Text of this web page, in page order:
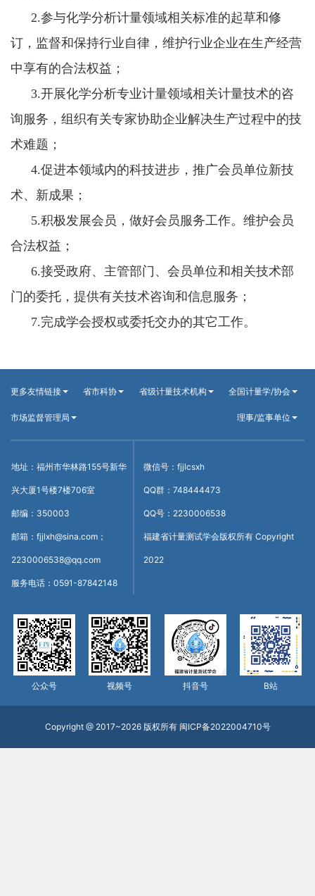
2.参与化学分析计量领域相关标准的起草和修
订，监督和保持行业自律，维护行业企业在生产经营
中享有的合法权益；
3.开展化学分析专业计量领域相关计量技术的咨
询服务，组织有关专家协助企业解决生产过程中的技
术难题；
4.促进本领域内的科技进步，推广会员单位新技
术、新成果；
5.积极发展会员，做好会员服务工作。维护会员
合法权益；
6.接受政府、主管部门、会员单位和相关技术部
门的委托，提供有关技术咨询和信息服务；
7.完成学会授权或委托交办的其它工作。
更多友情链接 省市科协 省级计量技术机构 全国计量学/协会
市场监督管理局 理事/监事单位
地址：福州市华林路155号新华
兴大厦1号楼7楼706室
邮编：350003
邮箱：fjjlxh@sina.com；
2230006538@qq.com
服务电话：0591-87842148
微信号：fjjlcsxh
QQ群：748444473
QQ号：2230006538
福建省计量测试学会版权所有 Copyright
2022
公众号 视频号 抖音号 B站
Copyright @ 2017~2026 版权所有 闽ICP备2022004710号